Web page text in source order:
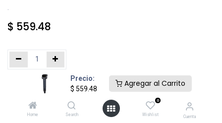
Precio:
$ 559.48
Agregar al Carrito
Home Search
0
Wishlist Cuenta
$ 559.48
Añadir al carrito Comprar ahora
Agregar a la lista de deseos